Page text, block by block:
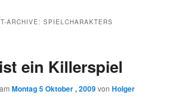
ARCHIVE: SPIELCHARAKTERS
ein Killerspiel
Montag 5 Oktober , 2009von Holger